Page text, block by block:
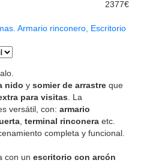
2377€
Armario rinconero, Escritorio
nido y somier de arrastre que
para visitas. La
versátil, con: armario
, terminal rinconera etc.
completa y funcional.
con un escritorio con arcón